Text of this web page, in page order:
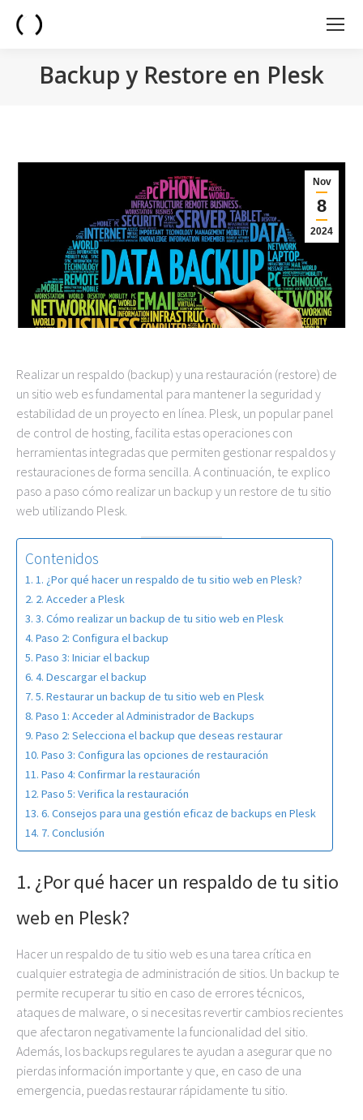
Backup y Restore en Plesk
Nov
8
2024
Realizar un respaldo (backup) y una restauración (restore) de
un sitio web es fundamental para mantener la seguridad y
estabilidad de un proyecto en línea. Plesk, un popular panel
de control de hosting, facilita estas operaciones con
herramientas integradas que permiten gestionar respaldos y
restauraciones de forma sencilla. A continuación, te explico
paso a paso cómo realizar un backup y un restore de tu sitio
web utilizando Plesk.
Contenidos
1. ¿Por qué hacer un respaldo de tu sitio web en Plesk?
2. Acceder a Plesk
3. Cómo realizar un backup de tu sitio web en Plesk
Paso 2: Configura el backup
Paso 3: Iniciar el backup
4. Descargar el backup
5. Restaurar un backup de tu sitio web en Plesk
Paso 1: Acceder al Administrador de Backups
Paso 2: Selecciona el backup que deseas restaurar
Paso 3: Configura las opciones de restauración
Paso 4: Confirmar la restauración
Paso 5: Verifica la restauración
6. Consejos para una gestión eficaz de backups en Plesk
7. Conclusión
1. ¿Por qué hacer un respaldo de tu sitio
web en Plesk?
Hacer un respaldo de tu sitio web es una tarea crítica en
cualquier estrategia de administración de sitios. Un backup te
permite recuperar tu sitio en caso de errores técnicos,
ataques de malware, o si necesitas revertir cambios recientes
que afectaron negativamente la funcionalidad del sitio.
Además, los backups regulares te ayudan a asegurar que no
pierdas información importante y que, en caso de una
emergencia, puedas restaurar rápidamente tu sitio.